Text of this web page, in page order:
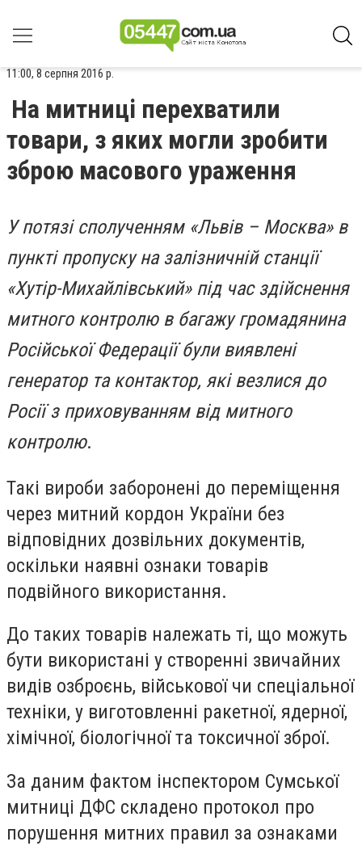
11:00, 8 серпня 2016 р.
На митниці перехватили
товари, з яких могли зробити
зброю масового ураження
У потязі сполученням «Львів – Москва» в
пункті пропуску на залізничній станції
«Хутір-Михайлівський» під час здійснення
митного контролю в багажу громадянина
Російської Федерації були виявлені
генератор та контактор, які везлися до
Росії з приховуванням від митного
контролю.
Такі вироби заборонені до переміщення
через митний кордон України без
відповідних дозвільних документів,
оскільки наявні ознаки товарів
подвійного використання.
До таких товарів належать ті, що можуть
бути використані у створенні звичайних
видів озброєнь, військової чи спеціальної
техніки, у виготовленні ракетної, ядерної,
хімічної, біологічної та токсичної зброї.
За даним фактом інспектором Сумської
митниці ДФС складено протокол про
порушення митних правил за ознаками